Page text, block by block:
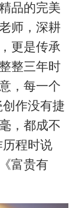
品的完美
师，深耕
更是传承
整三年时
，每一个
作没有捷
，都成不
历程时说
富贵有